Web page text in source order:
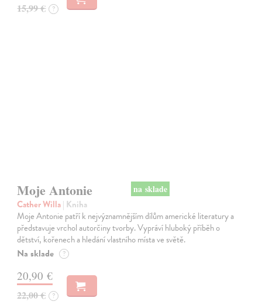
15,99 € ?
Moje Antonie
Cather Willa| Kniha
Moje Antonie patří k nejvýznamnějším dílům americké literatury a
představuje vrchol autorčiny tvorby. Vypráví hluboký příběh o
dětství, kořenech a hledání vlastního místa ve světě.
Na sklade ?
20,90 €
22,00 € ?